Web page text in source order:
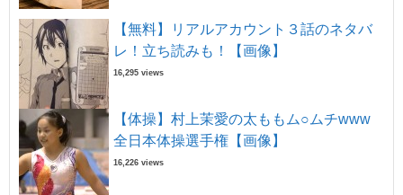
【無料】リアルアカウント３話のネタバ
レ！立ち読みも！【画像】
16,295 views
【体操】村上茉愛の太ももム○ムチwww
全日本体操選手権【画像】
16,226 views